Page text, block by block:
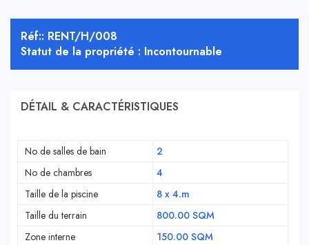
Réf:: RENT/H/008
Statut de la propriété : Incontournable
DÉTAIL & CARACTÉRISTIQUES
No de salles de bain
2
No de chambres
4
Taille de la piscine
8 x 4.m
Taille du terrain
800.00 SQM
Zone interne
150.00 SQM